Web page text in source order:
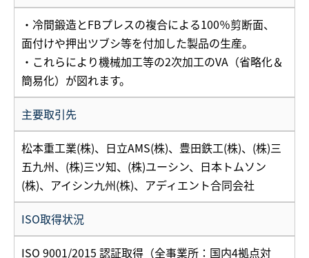
・冷間鍛造とFBプレスの複合による100％剪断面、
面付けや押出ツブシ等を付加した製品の生産。
・これらにより機械加工等の2次加工のVA（省略化＆
簡易化）が図れます。
主要取引先
松本重工業(株)、日立AMS(株)、豊田鉄工(株)、(株)三
五九州、(株)三ツ知、(株)ユーシン、日本トムソン
(株)、アイシン九州(株)、アディエント合同会社
ISO取得状況
ISO 9001/2015 認証取得（全事業所：国内4拠点対